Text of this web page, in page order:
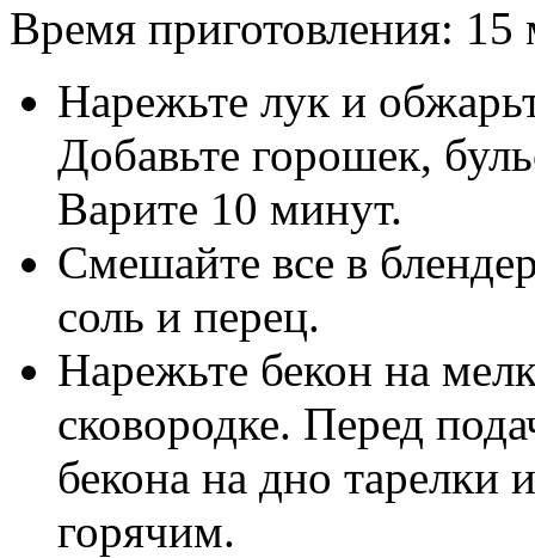
Время приготовления: 15
Нарежьте лук и
Добавьте горошек,
Варите 10 минут.
Смешайте все в
соль и перец.
Нарежьте бекон на
сковородке. Перед
бекона на дно тарелки
горячим.